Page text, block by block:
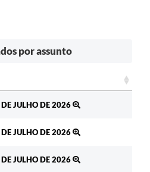
por assunto
JULHO DE 2026
JULHO DE 2026
JULHO DE 2026